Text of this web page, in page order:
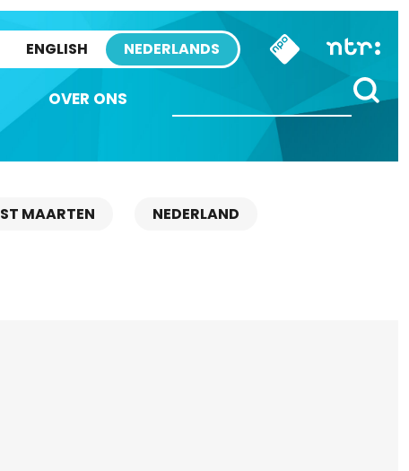
ENGLISH NEDERLANDS
OVER ONS
ST MAARTEN NEDERLAND